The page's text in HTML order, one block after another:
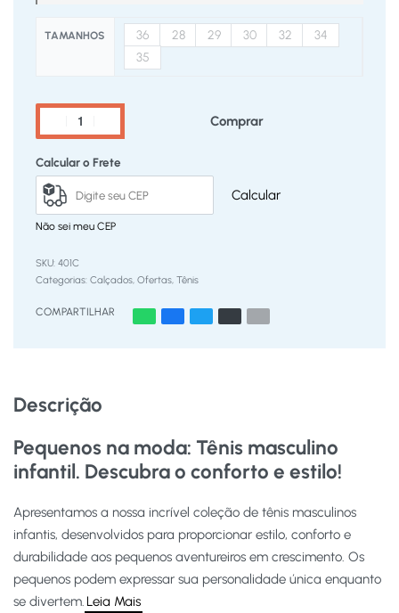
TAMANHOS 36 28 29 30 32
34
35
Comprar
Calcular o Frete
Calcular
Não sei meu CEP
401C
Categorias: Calçados, Ofertas, Tênis
COMPARTILHAR
Descrição
Pequenos na moda: Tênis masculino
infantil. Descubra o conforto e estilo!
Apresentamos a nossa incrível coleção de tênis masculinos
infantis, desenvolvidos para proporcionar estilo, conforto e
durabilidade aos pequenos aventureiros em crescimento. Os
pequenos podem expressar sua personalidade única enquanto
se divertem. Leia Mais